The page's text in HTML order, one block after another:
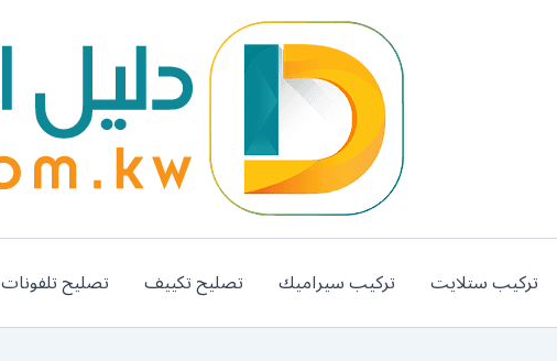
تركيب ستلايت تركيب سيراميك تصليح تكييف تصليح تلفونات